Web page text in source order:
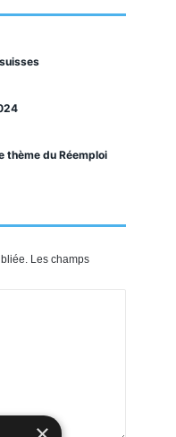
thème du Réemploi
Les champs